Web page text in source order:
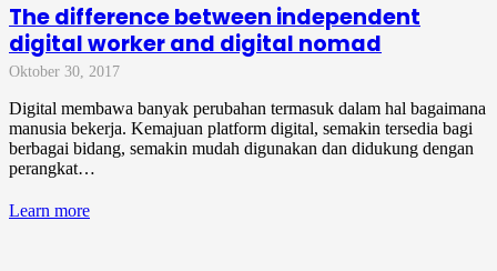
The difference between independent
digital worker and digital nomad
Oktober 30, 2017
Digital membawa banyak perubahan termasuk dalam hal bagaimana
manusia bekerja. Kemajuan platform digital, semakin tersedia bagi
berbagai bidang, semakin mudah digunakan dan didukung dengan
perangkat…
Learn more